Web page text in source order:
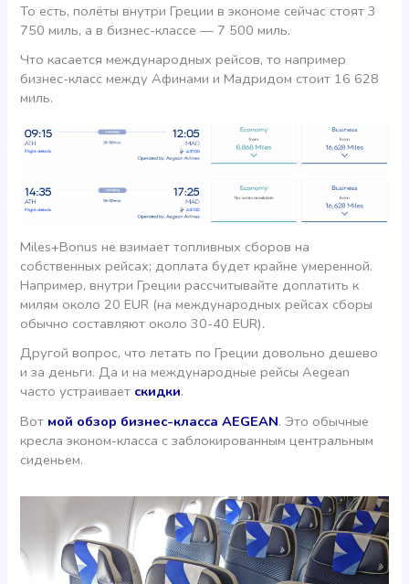
То есть, полёты внутри Греции в экономе сейчас стоят 3
750 миль, а в бизнес-классе — 7 500 миль.
Что касается международных рейсов, то например
бизнес-класс между Афинами и Мадридом стоит 16 628
миль.
Miles+Bonus не взимает топливных сборов на
собственных рейсах; доплата будет крайне умеренной.
Например, внутри Греции рассчитывайте доплатить к
милям около 20 EUR (на международных рейсах сборы
обычно составляют около 30-40 EUR).
Другой вопрос, что летать по Греции довольно дешево
и за деньги. Да и на международные рейсы Aegean
часто устраивает скидки.
Вот мой обзор бизнес-класса AEGEAN. Это обычные
кресла эконом-класса с заблокированным центральным
сиденьем.